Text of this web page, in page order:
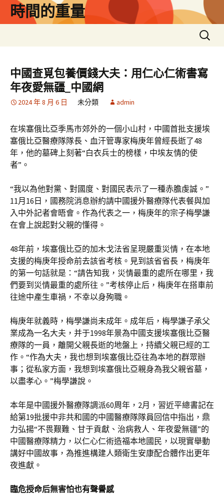
時間的重量
搜
尋
鍵
字:
中國查覓包養價錢大夫：用仁心仁術書寫
年夜愛無疆_中國網
2024 年 8 月 6 日 未分類 admin
在埃塞俄比亞季馬市郊外的一個小山村，中國首批支援埃
塞俄比亞醫療隊隊長、血汗管專家梅庚年曾經長逝了48
年，他的墓碑上刻著“白衣兵士的榜樣，中埃友情的使
者”。
“我以為他對黨、對國度、對國民表示了一種赤膽虔誠。”
11月16日，國務院消息辦約請中國援外醫療隊代表餐與加
入中外記者會晤會。作為代表之一，梅庚年的宗子梅學謙
在會上說起對父親的懂得。
48年前，埃塞俄比亞的加木戈法省呈現嚴重災情，在本地
支援的梅庚年授命前去該省考核。見到該省省長，梅庚年
的第一句話就是：“請告知我，災情最重的處所在哪里，我
們要到災情最重的處所往。”考核停止后，梅庚年在搭車前
往途中產生車禍，不幸以身殉職。
梅庚年就義時，梅學謙尚未成年。成年后，梅學謙子承父
業成為一名大夫，并于1998年景為中國支援埃塞俄比亞醫
療隊的一員，離開父親長逝的地盤上，持續父親已經的工
作。“作為大夫，我也想到埃塞俄比亞往為本地的群眾辦
事；從私家方面，我想到埃塞俄比亞親身為我父親省墓，
以盡孝心。”梅學謙說。
本年是中國援外醫療隊調派60周年，2月，習近平總書記在
給第19批援中非共和國的中國醫療隊隊員回信中指出，鼎
力弘揚“不畏艱難、甘于貢獻、治病救人、年夜愛無疆”的
中國醫療隊精力，以仁心仁術造福本地國民，以現實舉動
講好中國故事，為推進構建人類衛生安康配合體作出更年
夜進獻。
臨危授命后無害怕也有聲譽感